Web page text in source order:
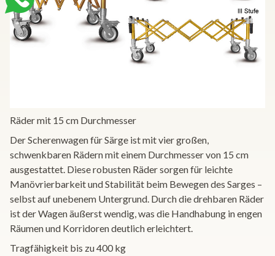
Räder mit 15 cm Durchmesser
Der Scherenwagen für Särge ist mit vier großen,
schwenkbaren Rädern mit einem Durchmesser von 15 cm
ausgestattet. Diese robusten Räder sorgen für leichte
Manövrierbarkeit und Stabilität beim Bewegen des Sarges –
selbst auf unebenem Untergrund. Durch die drehbaren Räder
ist der Wagen äußerst wendig, was die Handhabung in engen
Räumen und Korridoren deutlich erleichtert.
Tragfähigkeit bis zu 400 kg